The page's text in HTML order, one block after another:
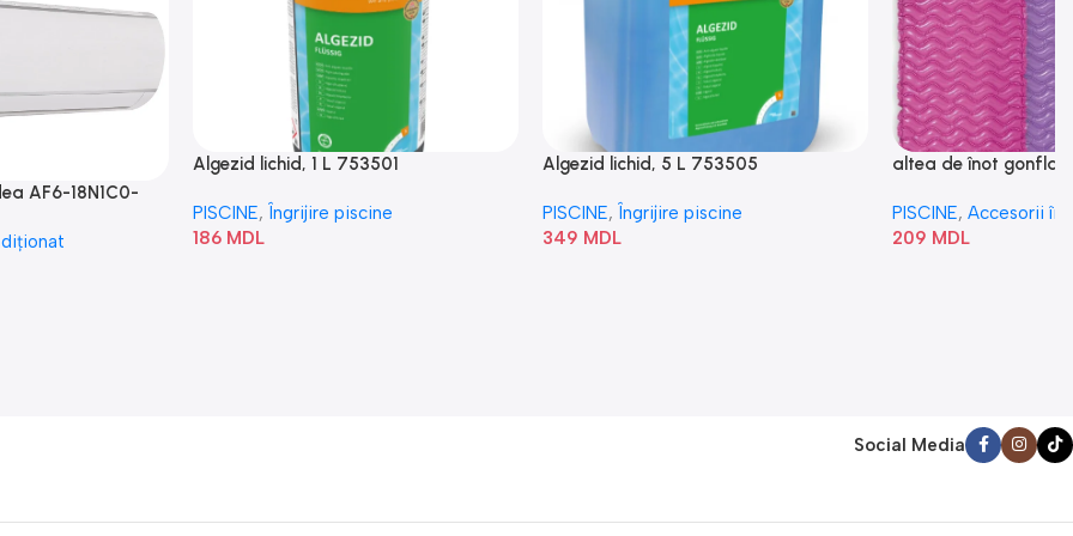
AF6-18N1C0-
Algezid lichid, 1 L 753501
PISCINE, Îngrijire piscine
186 MDL
Algezid lichid, 5 L 753505
PISCINE, Îngrijire piscine
349 MDL
altea de înot
PISCINE, Accesorii
209 MDL
Social Media